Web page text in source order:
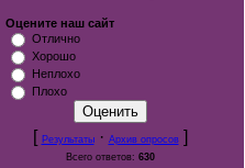
Оцените наш сайт
Отлично
Хорошо
Неплохо
Плохо
[ Результаты· Архив опросов]
Всего ответов: 630